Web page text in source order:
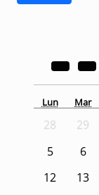
Lun Mar
28 29
5
6
12
13